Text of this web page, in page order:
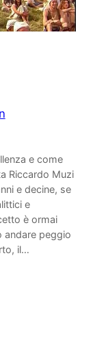
e come
Riccardo Muzi
e decine, se
e
è ormai
andare peggio
il…